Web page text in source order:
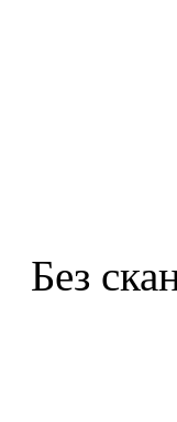
Без